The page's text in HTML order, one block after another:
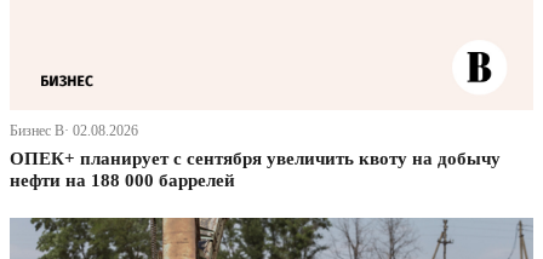
Бизнес В· 02.08.2026
ОПЕК+ планирует с сентября увеличить квоту на добычу
нефти на 188 000 баррелей